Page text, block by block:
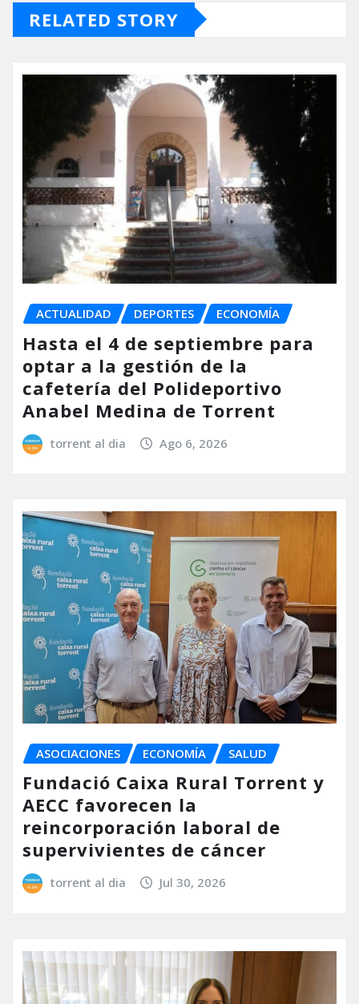
RELATED STORY
ACTUALIDAD DEPORTES ECONOMÍA
Hasta el 4 de septiembre para
optar a la gestión de la
cafetería del Polideportivo
Anabel Medina de Torrent
torrent al dia Ago 6, 2026
ASOCIACIONES ECONOMÍA SALUD
Fundació Caixa Rural Torrent y
AECC favorecen la
reincorporación laboral de
supervivientes de cáncer
torrent al dia Jul 30, 2026